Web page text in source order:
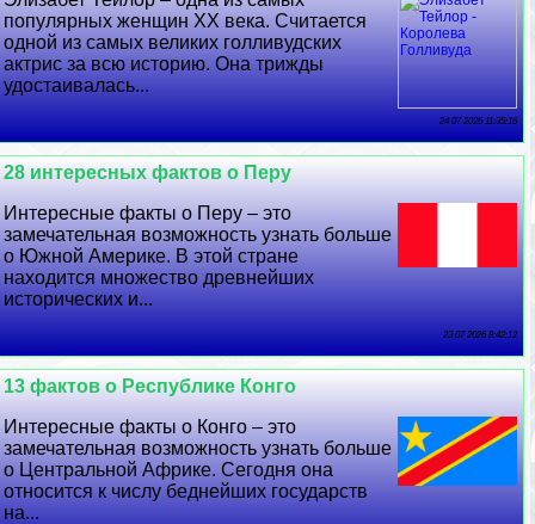
популярных женщин ХХ века. Считается
одной из самых великих голливудских
актрис за всю историю. Она трижды
удостаивалась...
24 07 2026 11:35:16
28 интересных фактов о Перу
Интересные факты о Перу – это
замечательная возможность узнать больше
о Южной Америке. В этой стране
находится множество древнейших
исторических и...
23 07 2026 8:42:12
13 фактов о Республике Конго
Интересные факты о Конго – это
замечательная возможность узнать больше
о Центральной Африке. Сегодня она
относится к числу беднейших государств
на...